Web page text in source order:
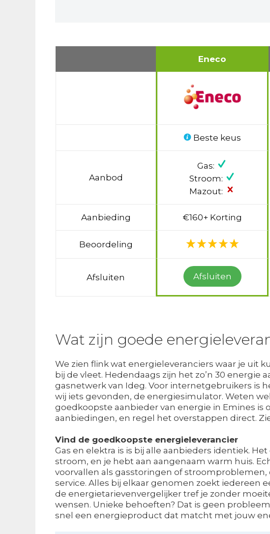
Eneco
Beste keus
Aanbod
Gas:
Stroom:
Mazout:
Aanbieding €160+ Korting
Beoordeling
Afsluiten Afsluiten
Wat zijn goede
We zien flink wat energieleveranciers waar je uit
bij de vleet. Hedendaags zijn het zo’n 30 energie
gasnetwerk van Ideg. Voor internetgebruikers is
wij iets gevonden, de energiesimulator. Weten
goedkoopste aanbieder van energie in Emines
aanbiedingen, en regel het overstappen direct.
Vind de goedkoopste energieleverancier
Gas en elektra is is bij alle aanbieders identiek.
stroom, en je hebt aan aangenaam warm huis.
voorvallen als gasstoringen of
service. Alles bij elkaar genomen zoekt iedereen
de energietarievenvergelijker tref je zonder
wensen. Unieke behoeften? Dat is geen
snel een energieproduct dat matcht met jouw